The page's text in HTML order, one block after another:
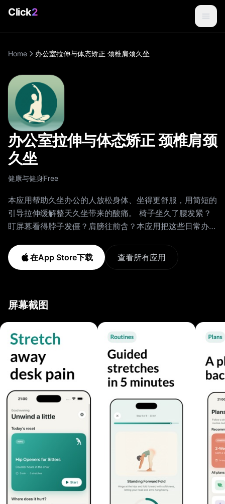
Click2
Home 办公室拉伸与体态矫正 颈椎肩颈久坐
办公室拉伸与体态矫正 颈椎肩颈
久坐
健康与健身Free
本应用帮助久坐办公的人放松身体、坐得更舒服，用简短的
引导拉伸缓解整天久坐带来的酸痛。 椅子坐久了腰发紧？
盯屏幕看得脖子发僵？肩膀往前含？本应用把这些日常办公
械，也不用躺到地上。 如何使用 1. 告诉我们哪里疼。快速
设置会了解你的不适部位、久坐时长和可用时间。 2. 获取
录每个部位的感觉，看着疼痛在数周内逐渐减轻。 为办公
部和全身的精准缓解 - 适合会议间隙的几分钟短拉伸 - 图
解、计时、分步引导的拉伸 - 免费开始的体态重置和腰部
拉伸，无需账号 - 多周计划：体态、科技颈、办公桌、早
晨与夜晚 - 温和的活动提醒，让你白天真正动起来 - 疼痛
记录和进度图，看清什么在起作用 - 永不清零的里程碑徽
章，没有打卡压力 - 完全离线运行，数据私密保存在设备
上 为什么选本应用 大多数拉伸应用是为运动员设计的。本
应用是为腰酸背痛又邮件成堆的人打造的。平静、简单，专
注于你真正的疼痛。 Pro 解锁完整动作库、全部计划、提
醒、个性化和历史疼痛图。基础进度始终免费。 本应用不
是医疗器械，不能替代专业护理。 使用条款：
https://click2.app/limbr-terms-of-use 隐私政策：
https://click2.app/limbr-privacy-policy
在App Store下载 查看所有应用
屏幕截图